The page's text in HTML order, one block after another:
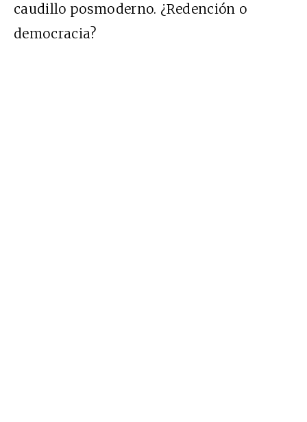
caudillo posmoderno. ¿Redención o
democracia?